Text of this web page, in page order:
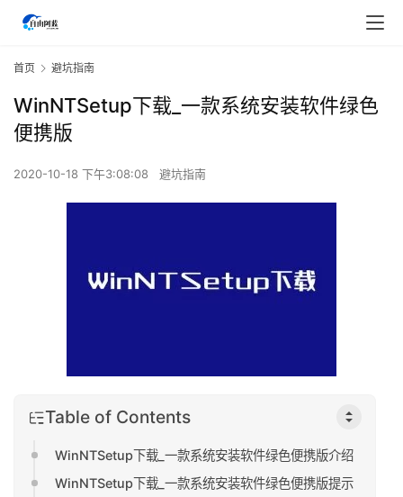
首页 避坑指南
WinNTSetup下载_一款系统安装软件绿色
便携版
2020-10-18 下午3:08:08 避坑指南
Table of Contents
WinNTSetup下载_一款系统安装软件绿色便携版介绍
WinNTSetup下载_一款系统安装软件绿色便携版提示